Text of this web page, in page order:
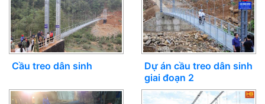
Cầu treo dân sinh
Dự án cầu treo dân sinh
giai đoạn 2